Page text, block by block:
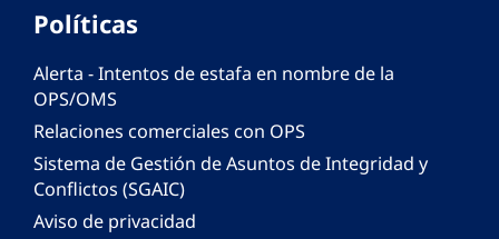
Políticas
Alerta - Intentos de estafa en nombre de la
OPS/OMS
Relaciones comerciales con OPS
Sistema de Gestión de Asuntos de Integridad y
Conflictos (SGAIC)
Aviso de privacidad